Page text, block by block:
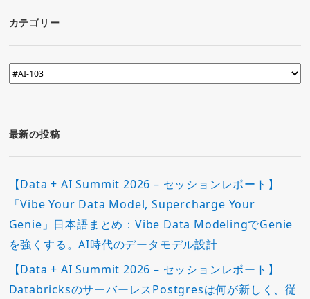
カテゴリー
カ
テ
ー
最新の投稿
【Data + AI Summit 2026 – セッションレポート】
「Vibe Your Data Model, Supercharge Your
Genie」日本語まとめ：Vibe Data ModelingでGenie
を強くする。AI時代のデータモデル設計
【Data + AI Summit 2026 – セッションレポート】
DatabricksのサーバーレスPostgresは何が新しく、従